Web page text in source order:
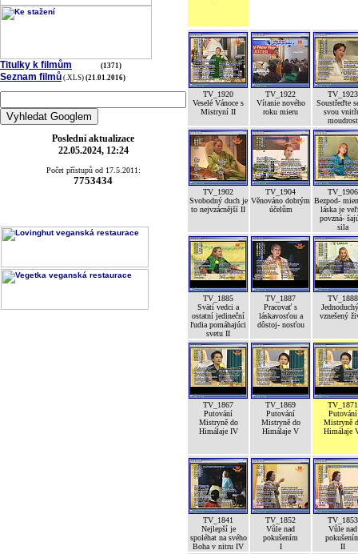
Titulky k filmům (1371)
Seznam filmů (.XLS) (21.01.2016)
Poslední aktualizace
22.05.2024, 12:24
Počet přístupů od 17.5.2011:
7753434
TV_1920
Veselé Vánoce s
Mistryní II
TV_1922
Vítanie nového
roku mieru
TV_1923
Soustřeďte
svou
moudrost
TV_1902
Svobodný duch je
to nejvzácnější II
TV_1904
Věnováno dobrým
účelům
TV_1906
Bezpod-
láska je
povzná-
sila
TV_1885
Svätí vedci a
ostatní jedineční
ľudia pomáhajúci
svetu II
TV_1887
Pracovať s
láskavosťou a
dôstoj- nosťou
TV_1888
vznešený
TV_1867
Putování
Mistryně do
Himálaje IV
TV_1869
Putování
Mistryně do
Himálaje V
TV_1871
Putování
Mistryně
Himálaje
TV_1841
Nejlepší je
spoléhat na svého
Boha v nitru IV
TV_1852
Vůle nad
pokušením
I
TV_1853
Vůle nad
II